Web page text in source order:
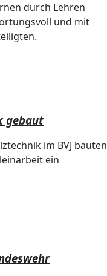
durch Lehren
und mit
gebaut
im BVJ bauten
ein